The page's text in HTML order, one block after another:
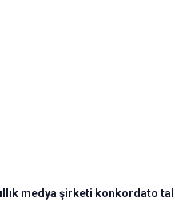
medya şirketi konkordato